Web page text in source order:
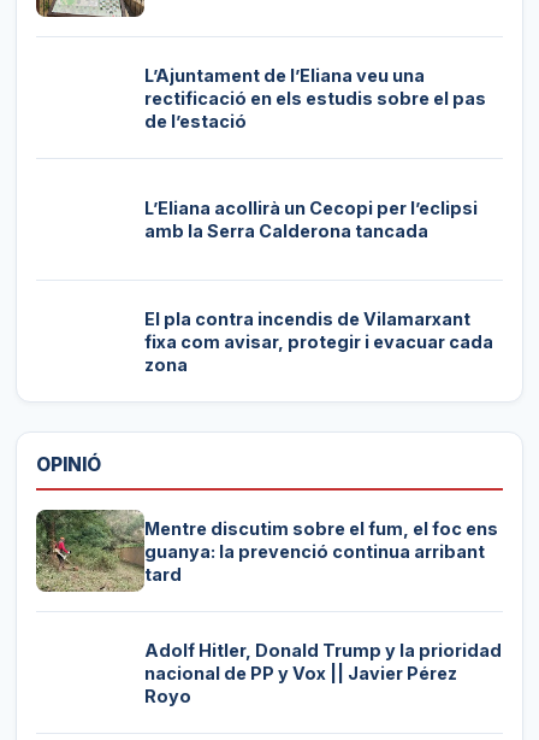
L’Ajuntament de l’Eliana veu una
rectificació en els estudis sobre el pas
de l’estació
L’Eliana acollirà un Cecopi per l’eclipsi
amb la Serra Calderona tancada
El pla contra incendis de Vilamarxant
fixa com avisar, protegir i evacuar cada
zona
OPINIÓ
Mentre discutim sobre el fum, el foc ens
guanya: la prevenció continua arribant
tard
Adolf Hitler, Donald Trump y la prioridad
nacional de PP y Vox || Javier Pérez
Royo